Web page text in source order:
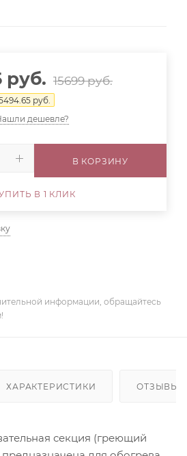
руб. 15699руб.
руб.
дешевле?
В КОРЗИНУ
В 1 КЛИК
информации, обращайтесь
ХАРАКТЕРИСТИКИ ОТЗЫВЫ
секция (греющий